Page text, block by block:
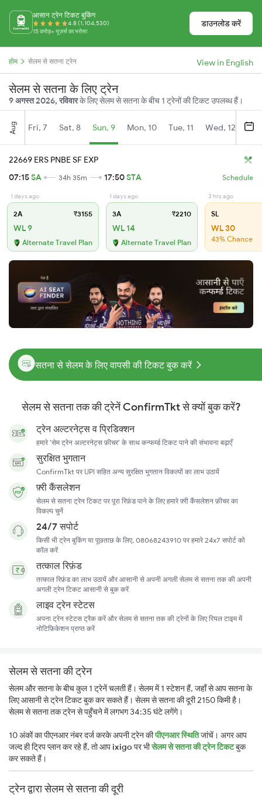
आसान ट्रेन टिकट बुकिंग
4.8 (1,104,530)
15 करोड़+ यूज़र्स का भरोसा
डाउनलोड करें
होम सेलम से सतना ट्रेन View in English
सेलम से सतना के लिए ट्रेन
9 अगस्त 2026, रविवारके लिए सेलम से सतना के बीच 1 ट्रेनों की टिकट उपलब्ध हैं।
Aug Fri, 7 Sat, 8 Sun, 9 Mon, 10 Tue, 11 Wed, 12
22669 ERS PNBE SF EXP
07:15SA 34h 35m 17:50STA Schedule
1 days ago
2A ₹3155
WL 9
Alternate Travel Plan
1 days ago
3A ₹2210
WL 14
Alternate Travel Plan
3 hrs ago
SL
WL 30
43% Chance
सतना से सेलम के लिए वापसी की टिकट बुक करें
सेलम से सतना तक की ट्रेनें ConfirmTkt से क्यों बुक करें?
ट्रेन अल्टरनेट्स व प्रिडिक्शन
हमारे 'सेम ट्रेन अल्टरनेट्स फ़ीचर' के साथ कन्फर्म्ड टिकट पाने की संभावना बढ़ाएँ
सुरक्षित भुगतान
ConfirmTkt पर UPI सहित अन्य सुरक्षित भुगतान विकल्पों का लाभ उठायें
फ़्री कैंसलेशन
सेलम से सतना ट्रेन टिकट पर पूरा रिफ़ंड पाने के लिए हमारे फ़्री कैंसलेशन फ़ीचर का
विकल्प चुनें
24/7 सपोर्ट
किसी भी ट्रेन बुकिंग या पूछताछ के लिए, 08068243910 पर हमारे 24x7 सपोर्ट को
कॉल करें
तत्काल रिफ़ंड
तत्काल रिफ़ंड का लाभ उठायें और आसानी से अपनी अगली सेलम से सतना तक की अपनी
अगली ट्रेन टिकट आसानी से बुक करें
लाइव ट्रेन स्टेटस
अपना ट्रेन स्टेटस ट्रैक करें और सेलम से सतना तक की ट्रेनों के लिए रियल टाइम में
नोटिफ़िकेशन प्राप्त करें
सेलम से सतना की ट्रेन
सेलम और सतना के बीच कुल 1 ट्रेनें चलती हैं। सेलम में 1 स्टेशन हैं, जहाँ से आप सतना के
लिए आसानी से ट्रेन टिकट बुक कर सकते हैं। सेलम से सतना की दूरी 2150 किमी है।
सेलम से सतना तक ट्रेन से पहुँचने में लगभग 34:35 घंटे लगेंगे।
10 अंकों का पीएनआर नंबर दर्ज करके अपनी ट्रेन कीपीएनआर स्थितिजांचें। अगर आप
जल्द ही ट्रिप प्लान कर रहे हैं, तो आपixigoपर भीसेलम से सतना की ट्रेन टिकटबुक
कर सकते हैं।
ट्रेन द्वारा सेलम से सतना की दूरी